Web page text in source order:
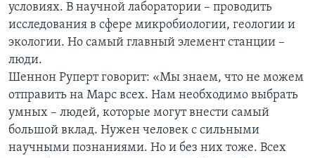
условиях. В научной лаборатории – проводить
исследования в сфере микробиологии, геологии и
экологии. Но самый главный элемент станции –
люди.
Шеннон Руперт говорит: «Мы знаем, что не можем
отправить на Марс всех. Нам необходимо выбрать
умных – людей, которые могут внести самый
большой вклад. Нужен человек с сильными
научными познаниями. Но и без них тоже. Всех